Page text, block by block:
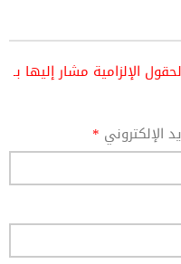
الإلزامية مشار إليها بـ
الإلكتروني *